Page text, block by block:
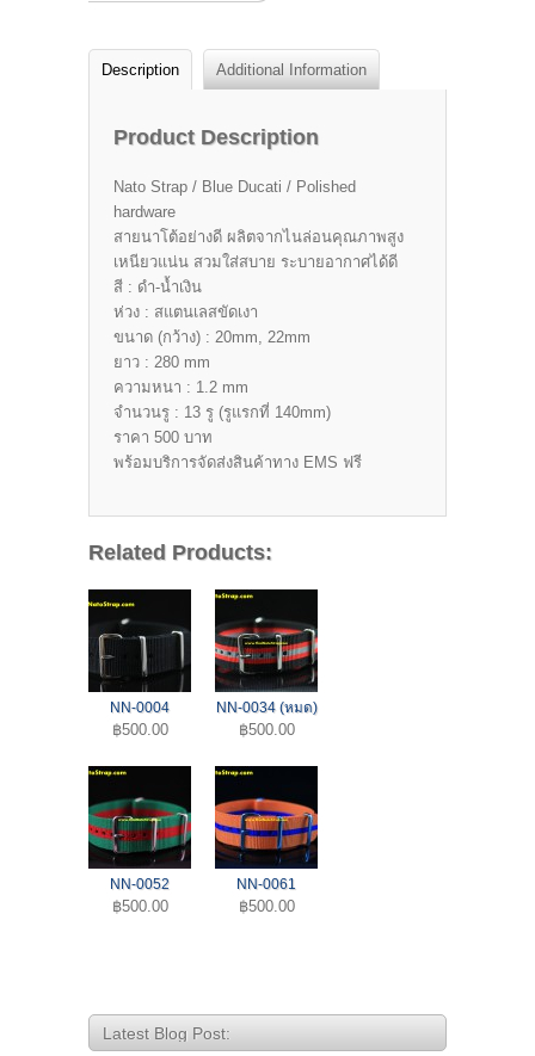
Description Additional Information
Product Description
Nato Strap / Blue Ducati / Polished
hardware
สายนาโต้อย่างดี ผลิตจากไนล่อนคุณภาพสูง
เหนียวแน่น สวมใส่สบาย ระบายอากาศได้ดี
สี : ดำ-น้ำเงิน
ห่วง : สแตนเลสขัดเงา
ขนาด (กว้าง) : 20mm, 22mm
ยาว : 280 mm
ความหนา : 1.2 mm
จำนวนรู : 13 รู (รูแรกที่ 140mm)
ราคา 500 บาท
พร้อมบริการจัดส่งสินค้าทาง EMS ฟรี
Related Products:
NN-0004
฿500.00
NN-0034 (หมด)
฿500.00
NN-0052
฿500.00
NN-0061
฿500.00
Latest Blog Post: